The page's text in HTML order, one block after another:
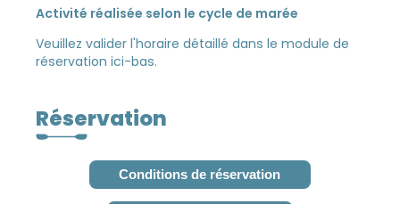
Activité réalisée selon le cycle de marée
Veuillez valider l'horaire détaillé dans le module de
réservation ici-bas.
Réservation